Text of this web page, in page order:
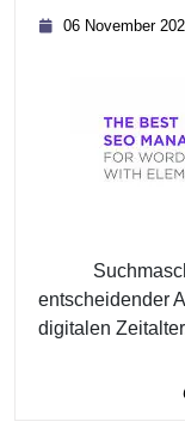
06 November
entscheidender
digitalen